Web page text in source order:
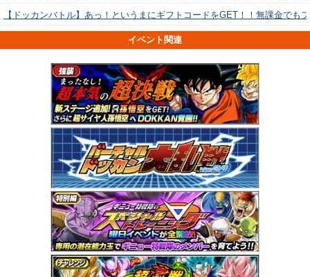
【ドッカンバトル】あっ！というまにギフトコードをGET！！無課金でも
イベント関連